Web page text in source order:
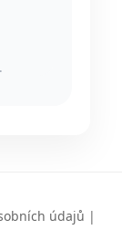
údajů |